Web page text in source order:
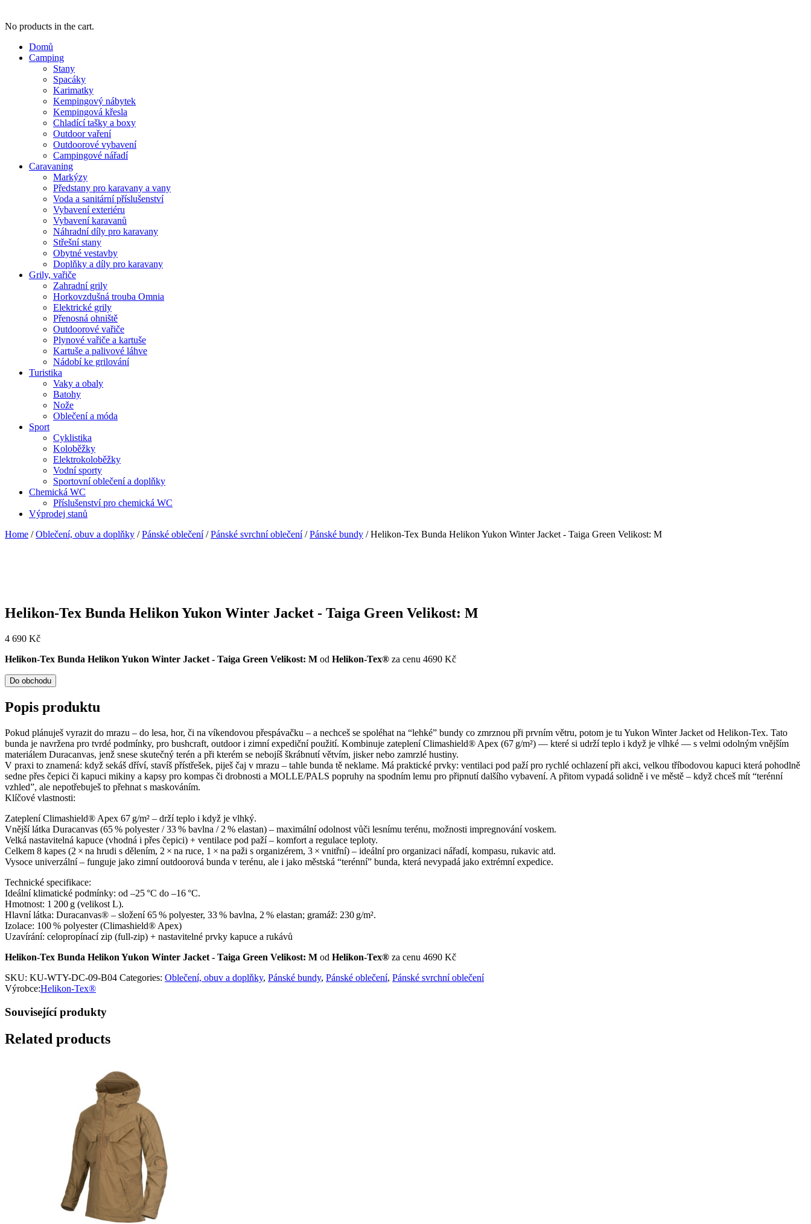
No products in the cart.
Domů
Camping
Stany
Spacáky
Karimatky
Kempingový nábytek
Kempingová křesla
Chladící tašky a boxy
Outdoor vaření
Outdoorové vybavení
Campingové nářadí
Caravaning
Markýzy
Předstany pro karavany a vany
Voda a sanitární příslušenství
Vybavení exteriéru
Vybavení karavanů
Náhradní díly pro karavany
Střešní stany
Obytné vestavby
Doplňky a díly pro karavany
Grily, vařiče
Zahradní grily
Horkovzdušná trouba Omnia
Elektrické grily
Přenosná ohniště
Outdoorové vařiče
Plynové vařiče a kartuše
Kartuše a palivové láhve
Nádobí ke grilování
Turistika
Vaky a obaly
Batohy
Nože
Oblečení a móda
Sport
Cyklistika
Koloběžky
Elektrokoloběžky
Vodní sporty
Sportovní oblečení a doplňky
Chemická WC
Příslušenství pro chemická WC
Výprodej stanů
Home /Oblečení, obuv a doplňky /Pánské oblečení/Pánské svrchní oblečení/Pánské bundy / Helikon-Tex Bunda Helikon Yukon Winter Jacket - Taiga Green Velikost: M
Helikon-Tex Bunda Helikon Yukon Winter Jacket - Taiga Green Velikost: M
4 690 Kč
Helikon-Tex Bunda Helikon Yukon Winter Jacket - Taiga Green Velikost: M od Helikon-Tex® za cenu 4690 Kč
Do obchodu
Popis produktu
Pokud plánuješ vyrazit do mrazu – do lesa, hor, či na víkendovou přespávačku – a nechceš se spoléhat na “lehké” bundy co zmrznou při prvním větru, potom je tu Yukon Winter Jacket od Helikon‑Tex. Tato
bunda je navržena pro tvrdé podmínky, pro bushcraft, outdoor i zimní expediční použití. Kombinuje zateplení Climashield® Apex (67 g/m²) — které si udrží teplo i když je vlhké — s velmi odolným vnějším
materiálem Duracanvas, jenž snese skutečný terén a při kterém se nebojíš škrábnutí větvím, jisker nebo zamrzlé hustiny.
V praxi to znamená: když sekáš dříví, stavíš přístřešek, piješ čaj v mrazu – tahle bunda tě neklame. Má praktické prvky: ventilaci pod paží pro rychlé ochlazení při akci, velkou tříbodovou kapuci která pohodlně
sedne přes čepici či kapuci mikiny a kapsy pro kompas či drobnosti a MOLLE/PALS popruhy na spodním lemu pro připnutí dalšího vybavení. A přitom vypadá solidně i ve městě – když chceš mít “terénní
vzhled”, ale nepotřebuješ to přehnat s maskováním.
Klíčové vlastnosti:
Zateplení Climashield® Apex 67 g/m² – drží teplo i když je vlhký.
Vnější látka Duracanvas (65 % polyester / 33 % bavlna / 2 % elastan) – maximální odolnost vůči lesnímu terénu, možnosti impregnování voskem.
Velká nastavitel­ná kapuce (vhodná i přes čepici) + ventilace pod paží – komfort a regulace teploty.
Celkem 8 kapes (2 × na hrudi s dělením, 2 × na ruce, 1 × na paži s organizérem, 3 × vnitřní) – ideální pro organizaci nářadí, kompasu, rukavic atd.
Vysoce univerzální – funguje jako zimní outdoorová bunda v terénu, ale i jako městská “terénní” bunda, která nevypadá jako extrémní expedice.
Technické specifikace:
Ideální klimatické podmínky: od –25 °C do –16 °C.
Hmotnost: 1 200 g (velikost L).
Hlavní látka: Duracanvas® – složení 65 % polyester, 33 % bavlna, 2 % elastan; gramáž: 230 g/m².
Izolace: 100 % polyester (Climashield® Apex)
Uzavírání: celopropínací zip (full‑zip) + nastavitelné prvky kapuce a rukávů
Helikon-Tex Bunda Helikon Yukon Winter Jacket - Taiga Green Velikost: M od Helikon-Tex® za cenu 4690 Kč
SKU: KU-WTY-DC-09-B04 Categories: Oblečení, obuv a doplňky, Pánské bundy, Pánské oblečení, Pánské svrchní oblečení
Výrobce:Helikon-Tex®
Související produkty
Related products